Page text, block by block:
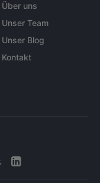
Über uns
Unser Team
Unser Blog
Kontakt